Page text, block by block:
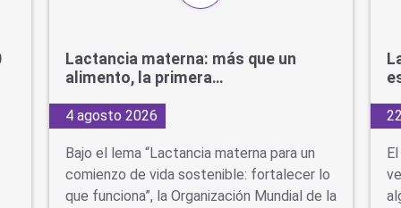
Lactancia materna: más que un
alimento, la primera…
4 agosto 2026
Bajo el lema “Lactancia materna para un
comienzo de vida sostenible: fortalecer lo
que funciona”, la Organización Mundial de la